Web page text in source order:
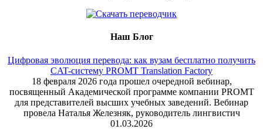
Наш Блог
Цифровая эволюция перевода: как вузам бесплатно получить
CAT-систему PROMT Translation Factory
18 февраля 2026 года прошел очередной вебинар,
посвященный Академической программе компании PROMT
для представителей высших учебных заведений. Вебинар
провела Наталья Железняк, руководитель лингвистич
01.03.2026